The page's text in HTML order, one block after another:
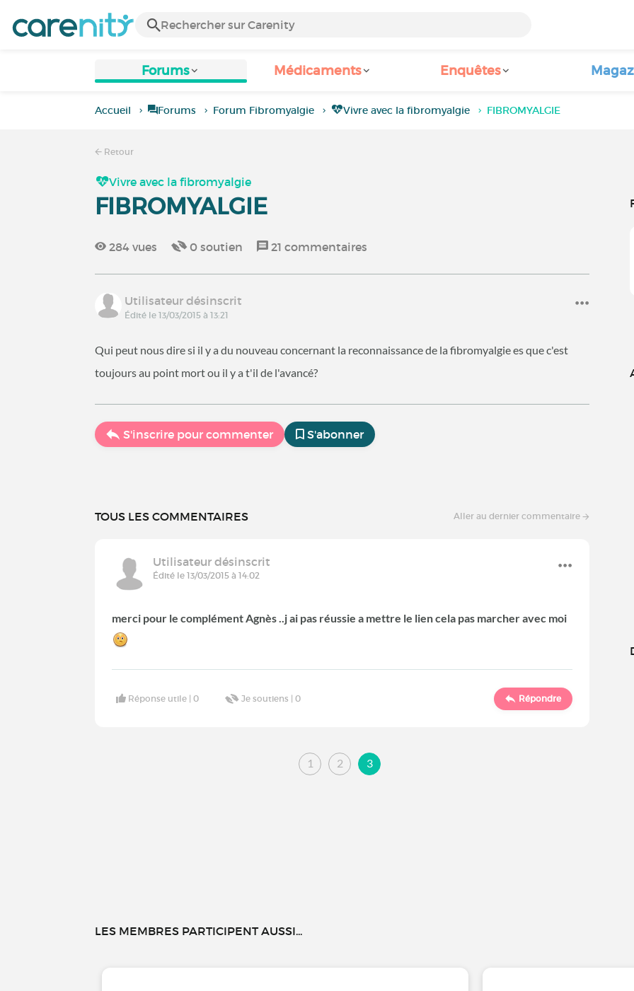
Forums Médicaments Enquêtes
Accueil Forums Forum Fibromyalgie Vivre avec la fibromyalgie FIBROMYALGIE
Retour
Vivre avec la fibromyalgie
FIBROMYALGIE
284 vues 0 soutien 21 commentaires
Utilisateur désinscrit
Édité le 13/03/2015 à 13:21
Qui peut nous dire si il y a du nouveau concernant la reconnaissance de la fibromyalgie es que c'est
toujours au point mort ou il y a t'il de l'avancé?
S'inscrire pour commenter S'abonner
TOUS LES COMMENTAIRES Aller au dernier commentaire
Utilisateur désinscrit
Édité le 13/03/2015 à 14:02
merci pour le complément Agnès ..j ai pas réussie a mettre le lien cela pas marcher avec moi
Réponse utile |0 Je soutiens |0 Répondre
1 2 3
LES MEMBRES PARTICIPENT AUSSI...